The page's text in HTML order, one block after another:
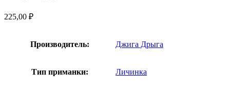
225,00 ₽
Производитель: Джига Дрыга
Тип приманки: Личинка